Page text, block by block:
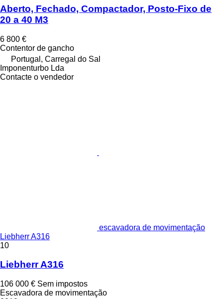
Aberto, Fechado, Compactador, Posto-Fixo de
20 a 40 M3
6 800 €
Contentor de gancho
Portugal, Carregal do Sal
Imponenturbo Lda
Contacte o vendedor
escavadora de movimentação
Liebherr A316
10
Liebherr A316
106 000 € Sem impostos
Escavadora de movimentação